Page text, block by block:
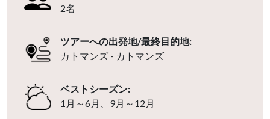
2名
ツアーへの出発地/最終目的地:
カトマンズ - カトマンズ
ベストシーズン:
1月～6月、9月～12月